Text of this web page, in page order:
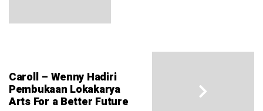
Caroll – Wenny Hadiri
Pembukaan Lokakarya
Arts For a Better Future